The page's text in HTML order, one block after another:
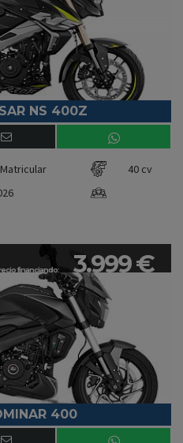
NS 400Z
40 cv
financiando: 3.999 €
400